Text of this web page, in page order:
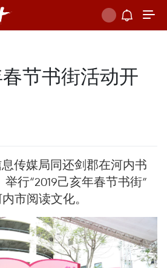
节书街活动开
传媒局同还剑郡在河内书
行“2019己亥年春节书街”
市阅读文化。